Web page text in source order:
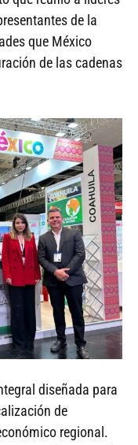
de la
que México
de las cadenas
diseñada para
de
regional.